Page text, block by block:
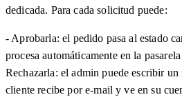
dedicada. Para cada solicitud puede:
- Aprobarla: el pedido pasa al estado
procesa automáticamente en la
Rechazarla: el admin puede escribir
cliente recibe por e-mail y ve en su